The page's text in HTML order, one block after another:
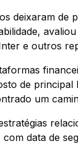
deixaram
e outros
de
um
data de